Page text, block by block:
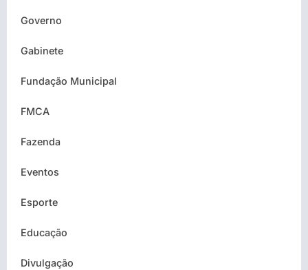
Governo
Gabinete
Fundação Municipal
FMCA
Fazenda
Eventos
Esporte
Educação
Divulgação